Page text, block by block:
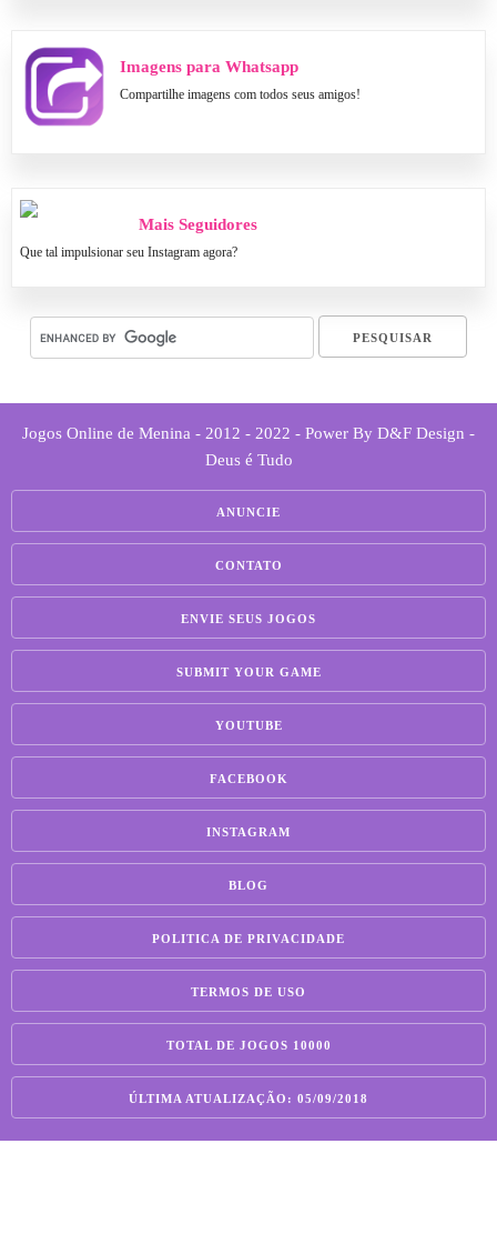
Imagens para Whatsapp
Compartilhe imagens com todos seus amigos!
Mais Seguidores
Que tal impulsionar seu Instagram agora?
Jogos Online de Menina - 2012 - 2022 - Power By D&F Design -
Deus é Tudo
ANUNCIE
CONTATO
ENVIE SEUS JOGOS
SUBMIT YOUR GAME
YOUTUBE
FACEBOOK
INSTAGRAM
BLOG
POLITICA DE PRIVACIDADE
TERMOS DE USO
TOTAL DE JOGOS 10000
ÚLTIMA ATUALIZAÇÃO: 05/09/2018